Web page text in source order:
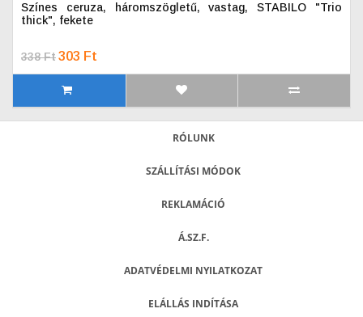
Színes ceruza, háromszögletű, vastag, STABILO "Trio
thick", fekete
338 Ft303 Ft
RÓLUNK
SZÁLLÍTÁSI MÓDOK
REKLAMÁCIÓ
Á.SZ.F.
ADATVÉDELMI NYILATKOZAT
ELÁLLÁS INDÍTÁSA